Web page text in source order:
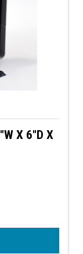
X 6"D X